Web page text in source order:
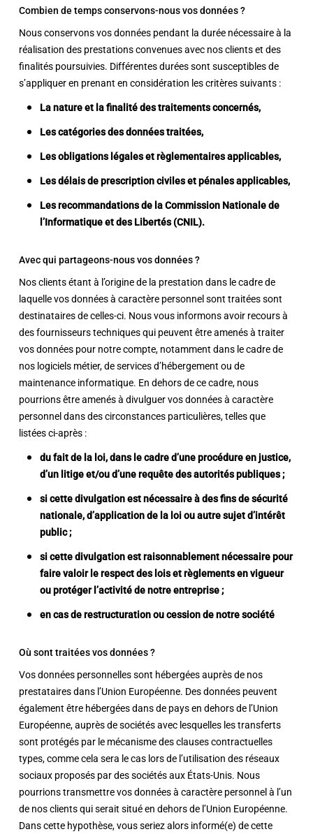
Combien de temps conservons-nous vos données ?
Nous conservons vos données pendant la durée nécessaire à la
réalisation des prestations convenues avec nos clients et des
finalités poursuivies. Différentes durées sont susceptibles de
s’appliquer en prenant en considération les critères suivants :
La nature et la finalité des traitements concernés,
Les catégories des données traitées,
Les obligations légales et règlementaires applicables,
Les délais de prescription civiles et pénales applicables,
Les recommandations de la Commission Nationale de
l’Informatique et des Libertés (CNIL).
Avec qui partageons-nous vos données ?
Nos clients étant à l’origine de la prestation dans le cadre de
laquelle vos données à caractère personnel sont traitées sont
destinataires de celles-ci. Nous vous informons avoir recours à
des fournisseurs techniques qui peuvent être amenés à traiter
vos données pour notre compte, notamment dans le cadre de
nos logiciels métier, de services d’hébergement ou de
maintenance informatique. En dehors de ce cadre, nous
pourrions être amenés à divulguer vos données à caractère
personnel dans des circonstances particulières, telles que
listées ci-après :
du fait de la loi, dans le cadre d’une procédure en justice,
d’un litige et/ou d’une requête des autorités publiques ;
si cette divulgation est nécessaire à des fins de sécurité
nationale, d’application de la loi ou autre sujet d’intérêt
public ;
si cette divulgation est raisonnablement nécessaire pour
faire valoir le respect des lois et règlements en vigueur
ou protéger l’activité de notre entreprise ;
en cas de restructuration ou cession de notre société
Où sont traitées vos données ?
Vos données personnelles sont hébergées auprès de nos
prestataires dans l’Union Européenne. Des données peuvent
également être hébergées dans de pays en dehors de l’Union
Européenne, auprès de sociétés avec lesquelles les transferts
sont protégés par le mécanisme des clauses contractuelles
types, comme cela sera le cas lors de l’utilisation des réseaux
sociaux proposés par des sociétés aux États-Unis. Nous
pourrions transmettre vos données à caractère personnel à l’un
de nos clients qui serait situé en dehors de l’Union Européenne.
Dans cette hypothèse, vous seriez alors informé(e) de cette